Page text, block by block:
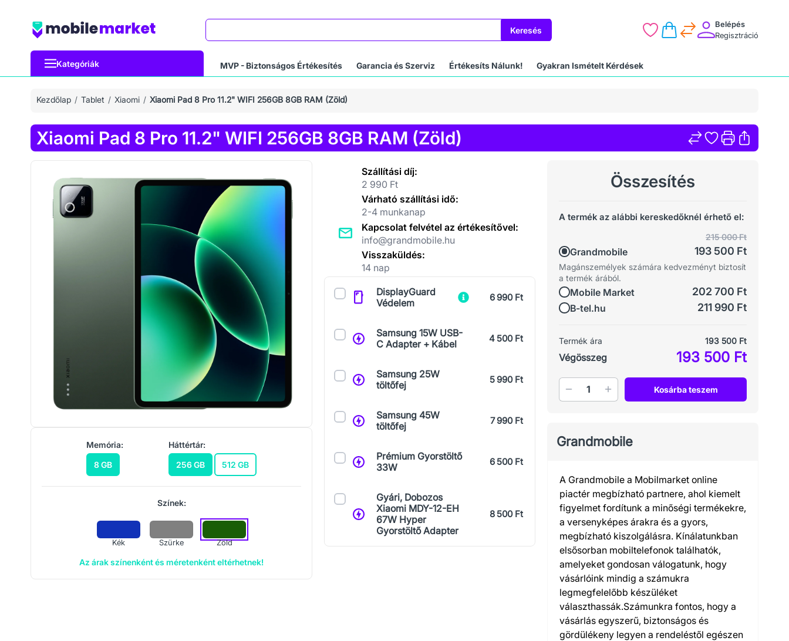
Keresés
Belépés
Regisztráció
Kategóriák MVP - Biztonságos Értékesítés Garancia és Szerviz Értékesíts Nálunk! Gyakran Ismételt Kérdések
Kezdőlap Tablet Xiaomi Xiaomi Pad 8 Pro 11.2" WIFI 256GB 8GB RAM (Zöld)
Xiaomi Pad 8 Pro 11.2" WIFI 256GB 8GB RAM (Zöld)
Memória:
8 GB
Háttértár:
256 GB
512 GB
Színek:
Kék Szürke Zöld
Az árak színenként és méretenként eltérhetnek!
Szállítási díj:
2 990 Ft
Várható szállítási idő:
2-4 munkanap
Kapcsolat felvétel az értékesítővel:
info@grandmobile.hu
Visszaküldés:
14 nap
Kiegészítők
DisplayGuard
Védelem
6 990 Ft
Samsung 15W USB-
C Adapter + Kábel
4 500 Ft
Samsung 25W
töltőfej
5 990 Ft
Samsung 45W
töltőfej
7 990 Ft
Prémium Gyorstöltő
33W
6 500 Ft
Gyári, Dobozos
Xiaomi MDY-12-EH
67W Hyper
Gyorstöltő Adapter
8 500 Ft
Összesítés
A termék az alábbi kereskedőknél érhető el:
Grandmobile
215 000 Ft
193 500 Ft
Magánszemélyek számára kedvezményt biztosít
a termék árából.
Mobile Market 202 700 Ft
B-tel.hu 211 990 Ft
Termék ára 193 500 Ft
Végösszeg 193 500 Ft
Mennyiség Kosárba teszem
Grandmobile
A Grandmobile a Mobilmarket online
piactér megbízható partnere, ahol kiemelt
figyelmet fordítunk a minőségi termékekre,
a versenyképes árakra és a gyors,
megbízható kiszolgálásra. Kínálatunkban
elsősorban mobiltelefonok találhatók,
amelyeket gondosan válogatunk, hogy
vásárlóink mindig a számukra
legmegfelelőbb készüléket
választhassák.Számunkra fontos, hogy a
vásárlás egyszerű, biztonságos és
gördülékeny legyen a rendeléstől egészen